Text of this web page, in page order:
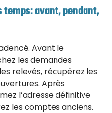
temps: avant, pendant,
Avant le
les demandes
relevés, récupérez les
Après
l’adresse définitive
les comptes anciens.